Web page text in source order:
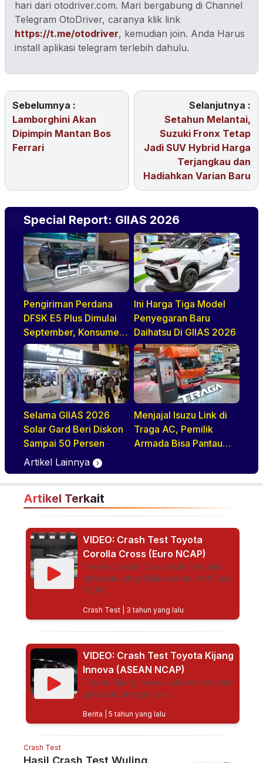
hari dari otodriver.com. Mari bergabung di Channel
Telegram OtoDriver, caranya klik link
https://t.me/otodriver, kemudian join. Anda Harus
install aplikasi telegram terlebih dahulu.
Sebelumnya :
Lamborghini Akan
Dipimpin Mantan Bos
Ferrari
Selanjutnya :
Setahun Melantai,
Suzuki Fronx Tetap
Jadi SUV Hybrid Harga
Terjangkau dan
Hadiahkan Varian Baru
Special Report: GIIAS 2026
Pengiriman Perdana
DFSK E5 Plus Dimulai
September, Konsumen
Diajak Tur Pabrik
Ini Harga Tiga Model
Penyegaran Baru
Daihatsu Di GIIAS 2026
Selama GIIAS 2026
Solar Gard Beri Diskon
Sampai 50 Persen
Menjajal Isuzu Link di
Traga AC, Pemilik
Armada Bisa Pantau
Realtime
Artikel Lainnya
Artikel Terkait
VIDEO: Crash Test Toyota
Corolla Cross (Euro NCAP)
Toyota Corolla Cross telah menjalani
uji tabrak yang dilaksanakan oleh Euro
NCAP.
Crash Test| 3 tahun yang lalu
VIDEO: Crash Test Toyota Kijang
Innova (ASEAN NCAP)
Toyota Kijang Innova sukses menjalani
uji tabrak dengan baik.
Berita | 5 tahun yang lalu
Crash Test
Hasil Crash Test Wuling